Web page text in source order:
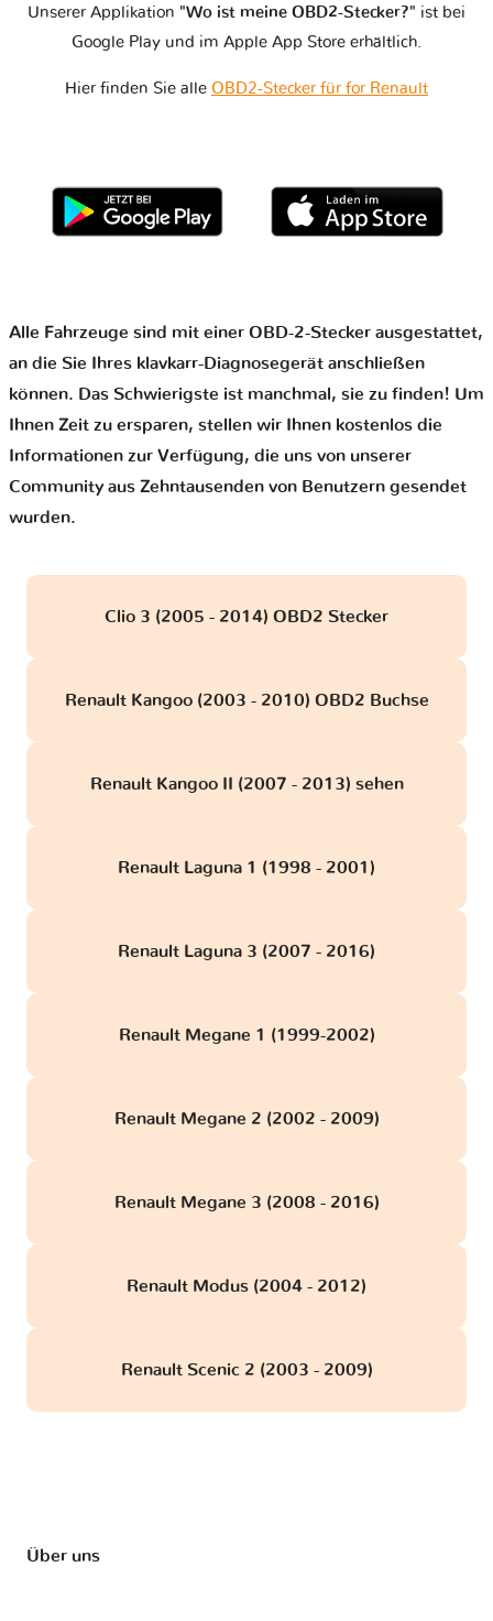
Unserer Applikation "Wo ist meine OBD2-Stecker?" ist bei
Google Play und im Apple App Store erhältlich.
Hier finden Sie alle OBD2-Stecker für for Renault
Alle Fahrzeuge sind mit einer OBD-2-Stecker ausgestattet,
an die Sie Ihres klavkarr-Diagnosegerät anschließen
können. Das Schwierigste ist manchmal, sie zu finden! Um
Ihnen Zeit zu ersparen, stellen wir Ihnen kostenlos die
Informationen zur Verfügung, die uns von unserer
Community aus Zehntausenden von Benutzern gesendet
wurden.
Clio 3 (2005 - 2014) OBD2 Stecker
Renault Kangoo (2003 - 2010) OBD2 Buchse
Renault Kangoo II (2007 - 2013) sehen
Renault Laguna 1 (1998 - 2001)
Renault Laguna 3 (2007 - 2016)
Renault Megane 1 (1999-2002)
Renault Megane 2 (2002 - 2009)
Renault Megane 3 (2008 - 2016)
Renault Modus (2004 - 2012)
Renault Scenic 2 (2003 - 2009)
Über uns